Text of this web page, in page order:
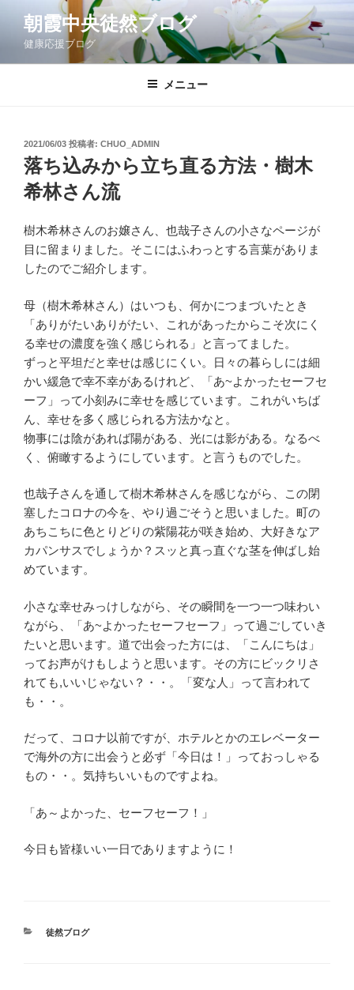
ン
朝霞中央徒然ブログ
健康応援ブログ
メニュー
投
稿
日:
2021/06/03 投稿者: CHUO_ADMIN
落ち込みから立ち直る方法・樹木
希林さん流
樹木希林さんのお嬢さん、也哉子さんの小さなページが
目に留まりました。そこにはふわっとする言葉がありま
したのでご紹介します。
母（樹木希林さん）はいつも、何かにつまづいたとき
「ありがたいありがたい、これがあったからこそ次にく
る幸せの濃度を強く感じられる」と言ってました。
ずっと平坦だと幸せは感じにくい。日々の暮らしには細
かい緩急で幸不幸があるけれど、「あ~よかったセーフセ
ーフ」って小刻みに幸せを感じています。これがいちば
ん、幸せを多く感じられる方法かなと。
物事には陰があれば陽がある、光には影がある。なるべ
く、俯瞰するようにしています。と言うものでした。
也哉子さんを通して樹木希林さんを感じながら、この閉
塞したコロナの今を、やり過ごそうと思いました。町の
あちこちに色とりどりの紫陽花が咲き始め、大好きなア
カパンサスでしょうか？スッと真っ直ぐな茎を伸ばし始
めています。
小さな幸せみっけしながら、その瞬間を一つ一つ味わい
ながら、「あ~よかったセーフセーフ」って過ごしていき
たいと思います。道で出会った方には、「こんにちは」
ってお声がけもしようと思います。その方にビックリさ
れても,いいじゃない？・・。「変な人」って言われて
も・・。
だって、コロナ以前ですが、ホテルとかのエレベーター
で海外の方に出会うと必ず「今日は！」っておっしゃる
もの・・。気持ちいいものですよね。
「あ～よかった、セーフセーフ！」
今日も皆様いい一日でありますように！
カ
徒然ブログ